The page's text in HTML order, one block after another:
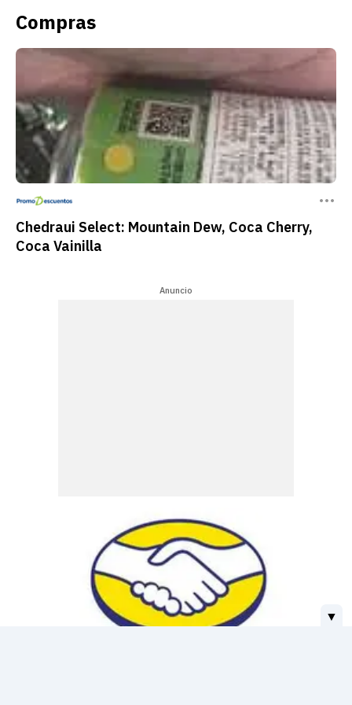
Compras
Chedraui Select: Mountain Dew, Coca Cherry,
Coca Vainilla
Anuncio
▼